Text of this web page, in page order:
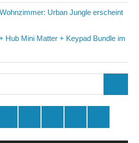
Urban Jungle erscheint
Hub Mini Matter + Keypad Bundle im